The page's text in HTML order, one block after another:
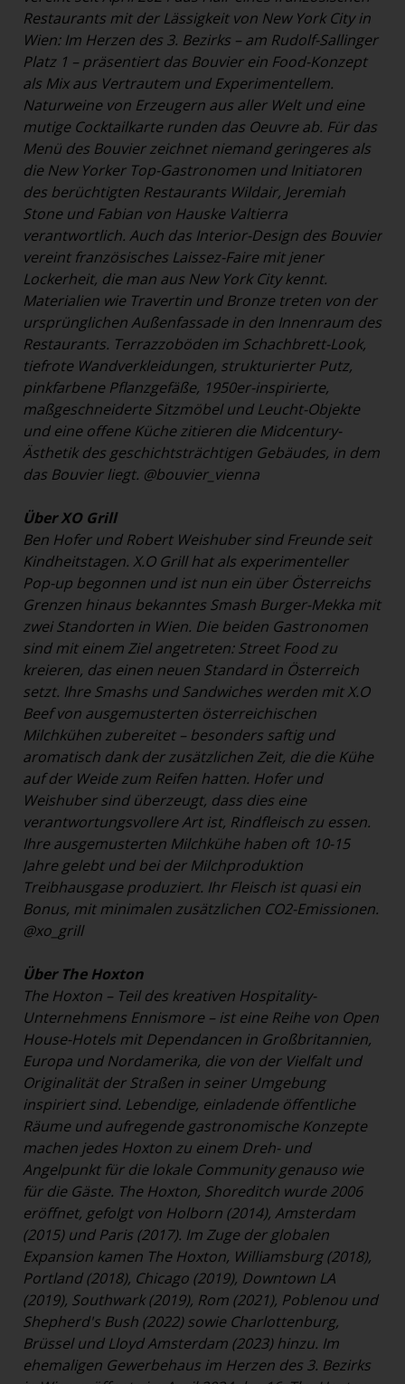
Restaurants mit der Lässigkeit von New York City in
Wien: Im Herzen des 3. Bezirks – am Rudolf-Sallinger
Platz 1 – präsentiert das Bouvier ein Food-Konzept
als Mix aus Vertrautem und Experimentellem.
Naturweine von Erzeugern aus aller Welt und eine
mutige Cocktailkarte runden das Oeuvre ab. Für das
Menü des Bouvier zeichnet niemand geringeres als
die New Yorker Top-Gastronomen und Initiatoren
des berüchtigten Restaurants Wildair, Jeremiah
Stone und Fabian von Hauske Valtierra
verantwortlich. Auch das Interior-Design des Bouvier
vereint französisches Laissez-Faire mit jener
Lockerheit, die man aus New York City kennt.
Materialien wie Travertin und Bronze treten von der
ursprünglichen Außenfassade in den Innenraum des
Restaurants. Terrazzoböden im Schachbrett-Look,
tiefrote Wandverkleidungen, strukturierter Putz,
pinkfarbene Pflanzgefäße, 1950er-inspirierte,
maßgeschneiderte Sitzmöbel und Leucht-Objekte
und eine offene Küche zitieren die Midcentury-
Ästhetik des geschichtsträchtigen Gebäudes, in dem
das Bouvier liegt. @bouvier_vienna
Über XO Grill
Ben Hofer und Robert Weishuber sind Freunde seit
Kindheitstagen. X.O Grill hat als experimenteller
Pop-up begonnen und ist nun ein über Österreichs
Grenzen hinaus bekanntes Smash Burger-Mekka mit
zwei Standorten in Wien. Die beiden Gastronomen
sind mit einem Ziel angetreten: Street Food zu
kreieren, das einen neuen Standard in Österreich
setzt. Ihre Smashs und Sandwiches werden mit X.O
Beef von ausgemusterten österreichischen
Milchkühen zubereitet – besonders saftig und
aromatisch dank der zusätzlichen Zeit, die die Kühe
auf der Weide zum Reifen hatten. Hofer und
Weishuber sind überzeugt, dass dies eine
verantwortungsvollere Art ist, Rindfleisch zu essen.
Ihre ausgemusterten Milchkühe haben oft 10-15
Jahre gelebt und bei der Milchproduktion
Treibhausgase produziert. Ihr Fleisch ist quasi ein
Bonus, mit minimalen zusätzlichen CO2-Emissionen.
@xo_grill
Über The Hoxton
The Hoxton – Teil des kreativen Hospitality-
Unternehmens Ennismore – ist eine Reihe von Open
House-Hotels mit Dependancen in Großbritannien,
Europa und Nordamerika, die von der Vielfalt und
Originalität der Straßen in seiner Umgebung
inspiriert sind. Lebendige, einladende öffentliche
Räume und aufregende gastronomische Konzepte
machen jedes Hoxton zu einem Dreh- und
Angelpunkt für die lokale Community genauso wie
für die Gäste. The Hoxton, Shoreditch wurde 2006
eröffnet, gefolgt von Holborn (2014), Amsterdam
(2015) und Paris (2017). Im Zuge der globalen
Expansion kamen The Hoxton, Williamsburg (2018),
Portland (2018), Chicago (2019), Downtown LA
(2019), Southwark (2019), Rom (2021), Poblenou und
Shepherd's Bush (2022) sowie Charlottenburg,
Brüssel und Lloyd Amsterdam (2023) hinzu. Im
ehemaligen Gewerbehaus im Herzen des 3. Bezirks